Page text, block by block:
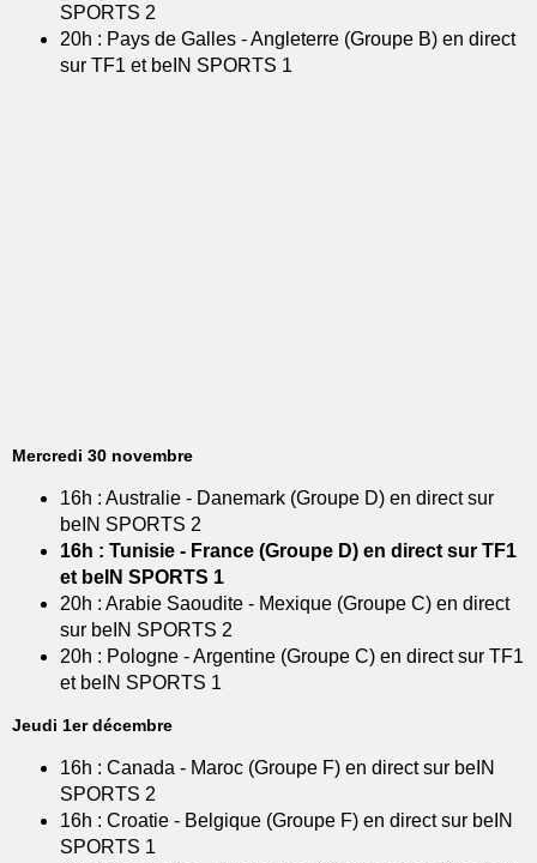
SPORTS 2
20h : Pays de Galles - Angleterre (Groupe B) en direct
sur TF1 et beIN SPORTS 1
Mercredi 30 novembre
16h : Australie - Danemark (Groupe D) en direct sur
beIN SPORTS 2
16h : Tunisie - France (Groupe D) en direct sur TF1
et beIN SPORTS 1
20h : Arabie Saoudite - Mexique (Groupe C) en direct
sur beIN SPORTS 2
20h : Pologne - Argentine (Groupe C) en direct sur TF1
et beIN SPORTS 1
Jeudi 1er décembre
16h : Canada - Maroc (Groupe F) en direct sur beIN
SPORTS 2
16h : Croatie - Belgique (Groupe F) en direct sur beIN
SPORTS 1